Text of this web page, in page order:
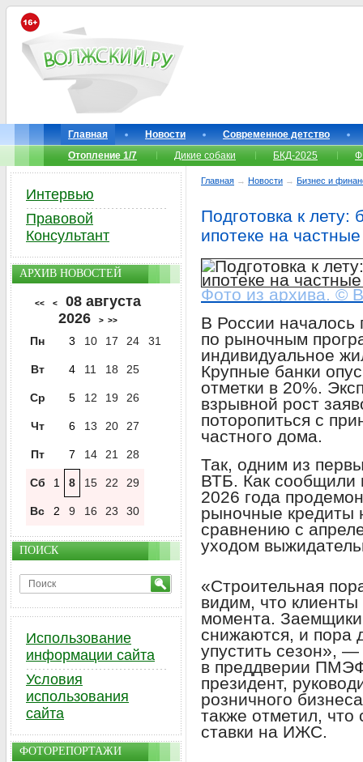
Главная Новости
Современное детство
Отопление 1/7
Дикие собаки БКД-2025
Главная → Новости → Бизнес и
Подготовка к лету:
ипотеке на
Фото из архива. ©
В России началось
по рыночным
индивидуальное
Крупные банки
отметки в 20%.
взрывной рост
поторопиться с
частного дома.
Так, одним из
ВТБ. Как сообщили
2026 года
рыночные
сравнению с
уходом
«Строительная
видим, что
момента. Заемщики
снижаются, и пора
упустить сезон»,
в преддверии
президент,
розничного
также отметил, что
ставки на ИЖС.
Интервью
Правовой
Консультант
АРХИВ НОВОСТЕЙ
<< <
08 августа
2026
> >>
Пн 3 10 17 24 31
Вт 4 11 18 25
Ср 5 12 19 26
Чт 6 13 20 27
Пт 7 14 21 28
Сб 1 8 15 22 29
Вс 2 9 16 23 30
ПОИСК
Использование
информации сайта
Условия
использования
сайта
ФОТОРЕПОРТАЖИ